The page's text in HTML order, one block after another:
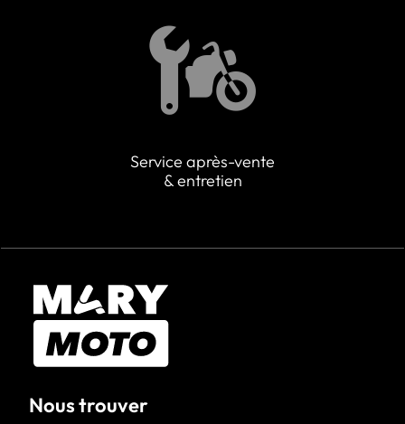
Service après-vente
& entretien
Nous trouver